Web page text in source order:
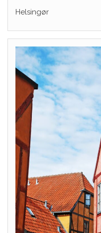
Helsingør